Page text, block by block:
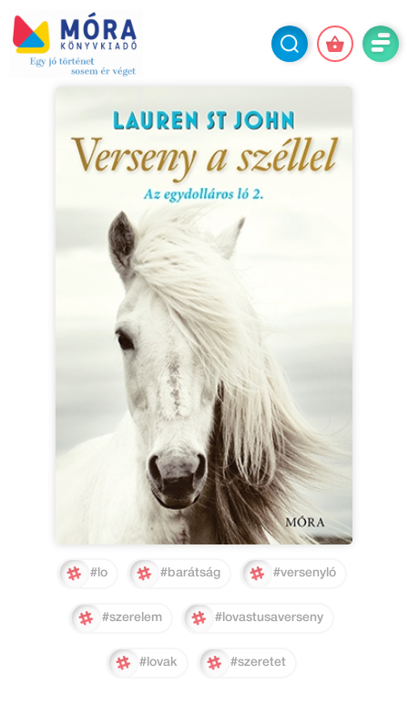
#lo #barátság #versenyló
#szerelem #lovastusaverseny
#lovak #szeretet